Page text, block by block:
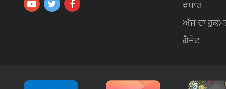
ਵਪਾਰ
ਅੱਜ ਦਾ
ਗੈਜੇਟ